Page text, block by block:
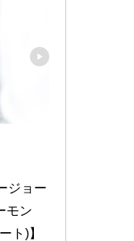
ジョー
モン
ト)】